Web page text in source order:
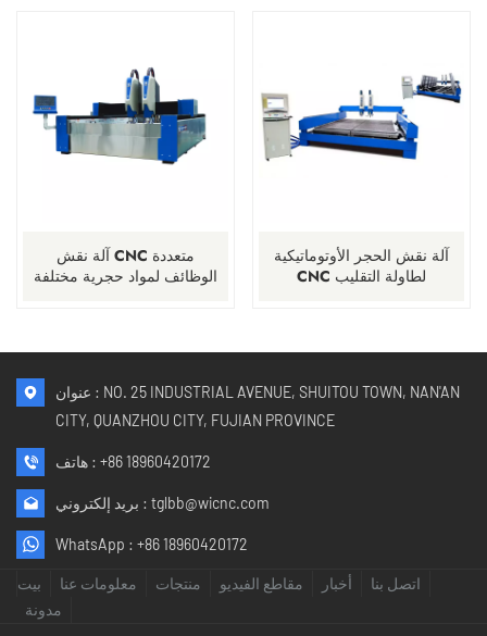
آلة نقش CNC متعددة
الوظائف لمواد حجرية مختلفة
آلة نقش الحجر الأوتوماتيكية
CNC لطاولة التقليب
عنوان : NO. 25 INDUSTRIAL AVENUE, SHUITOU TOWN, NAN'AN
CITY, QUANZHOU CITY, FUJIAN PROVINCE
هاتف : +86 18960420172
بريد إلكتروني : tglbb@wicnc.com
WhatsApp : +86 18960420172
بيت معلومات عنا منتجات مقاطع الفيديو أخبار
اتصل بنا
مدونة